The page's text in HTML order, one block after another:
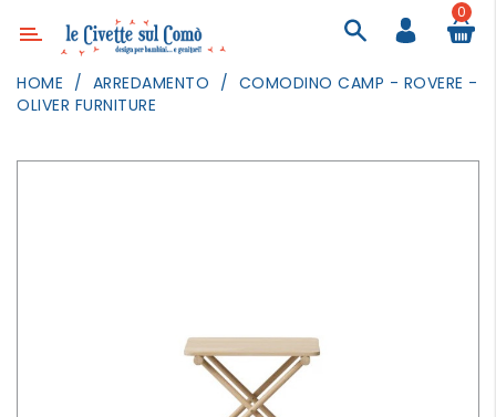
Categoria
ARREDAMENTO
0
HOME ARREDAMENTO
COMODINO CAMP - ROVERE -
OLIVER FURNITURE